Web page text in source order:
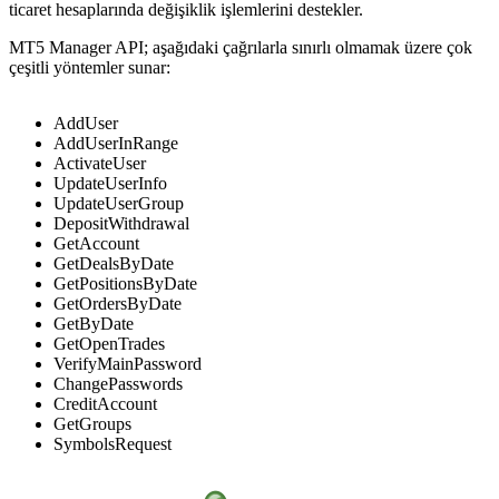
ticaret hesaplarında değişiklik işlemlerini destekler.
MT5 Manager API; aşağıdaki çağrılarla sınırlı olmamak üzere çok
çeşitli yöntemler sunar:
AddUser
AddUserInRange
ActivateUser
UpdateUserInfo
UpdateUserGroup
DepositWithdrawal
GetAccount
GetDealsByDate
GetPositionsByDate
GetOrdersByDate
GetByDate
GetOpenTrades
VerifyMainPassword
ChangePasswords
CreditAccount
GetGroups
SymbolsRequest